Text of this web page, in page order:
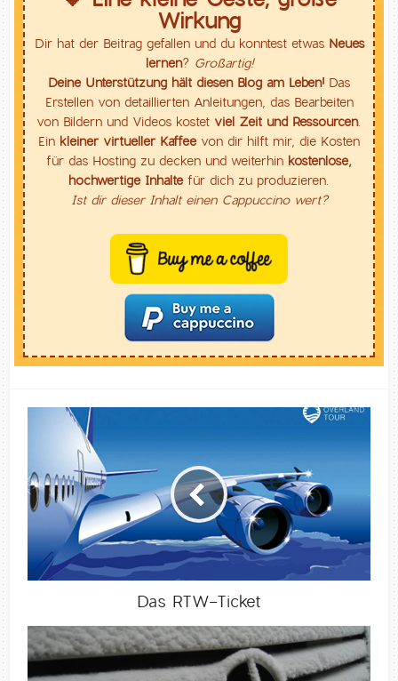
Wirkung
Dir hat der Beitrag gefallen und du konntest etwas Neues
lernen? Großartig!
Deine Unterstützung hält diesen Blog am Leben! Das
Erstellen von detaillierten Anleitungen, das Bearbeiten
von Bildern und Videos kostet viel Zeit und Ressourcen.
Ein kleiner virtueller Kaffeevon dir hilft mir, die Kosten
für das Hosting zu decken und weiterhin kostenlose,
hochwertige Inhaltefür dich zu produzieren.
Ist dir dieser Inhalt einen Cappuccino wert?
Das RTW-Ticket